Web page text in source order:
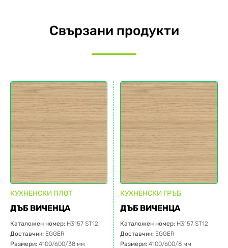
Свързани продукти
КУХНЕНСКИ ПЛОТ
ДЪБ ВИЧЕНЦА
Каталожен номер: H3157 ST12
Доставчик: EGGER
Размери: 4100/600/38 мм
КУХНЕНСКИ ГРЪБ
ДЪБ ВИЧЕНЦА
Каталожен номер: H3157 ST12
Доставчик: EGGER
Размери: 4100/600/8 мм